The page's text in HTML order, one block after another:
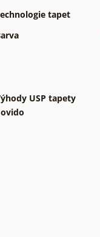
tapet
USP tapety